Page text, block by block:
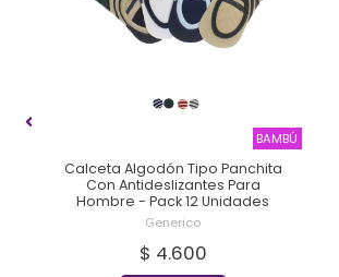
BAMBÚ
Calceta Algodón Tipo Panchita
Con Antideslizantes Para
Hombre - Pack 12 Unidades
Generico
$ 4.600